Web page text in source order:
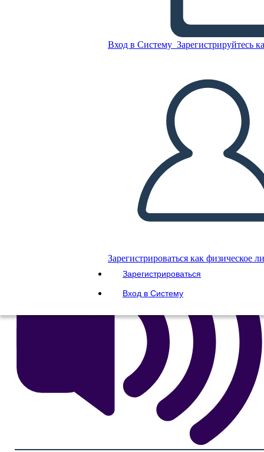
Вход в Систему Зарегистрируйтесь
Зарегистрироваться как физическое
Зарегистрироваться
Вход в Систему
Скопируйте эту раскадровку
СОЗДАТЬ РАСКАДРОВКУ
ВОСПРОИЗВЕСТИ СЛАЙД-ШОУ
ПОЧИТАЙ МНЕ